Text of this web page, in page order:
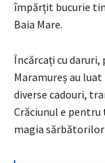
împărțit bucurie
Baia Mare.
Încărcați cu
Maramureș au
diverse cadouri,
Crăciunul e pentru
magia